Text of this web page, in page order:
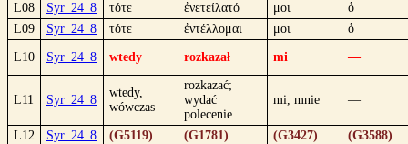
L08
Syr_24_8 τότε ἐνετείλατό μοι
ὁ
L09
Syr_24_8 τότε ἐντέλλομαι μοι ὁ
L10 Syr_24_8 wtedy rozkazał mi —
L11 Syr_24_8
wtedy,
wówczas
rozkazać;
wydać
polecenie
mi, mnie —
L12 Syr_24_8 (G5119) (G1781) (G3427) (G3588)